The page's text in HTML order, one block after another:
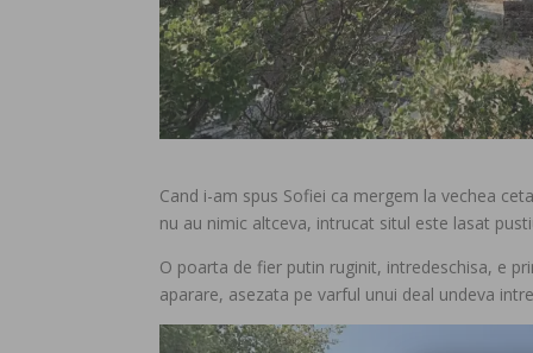
Cand i-am spus Sofiei ca mergem la vechea
nu au nimic altceva, intrucat situl este lasat
O poarta de fier putin ruginit, intredeschisa, e
aparare, asezata pe varful unui deal undeva